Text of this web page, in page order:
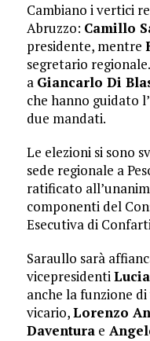
Cambiano i vertici
Abruzzo: Camillo
presidente, mentre
segretario
a Giancarlo Di
che hanno guidato
due mandati.
Le elezioni si sono
sede regionale a
ratificato
componenti del
Esecutiva di
Saraullo sarà
vicepresidenti
anche la funzione
vicario,Lorenzo
Daventurae